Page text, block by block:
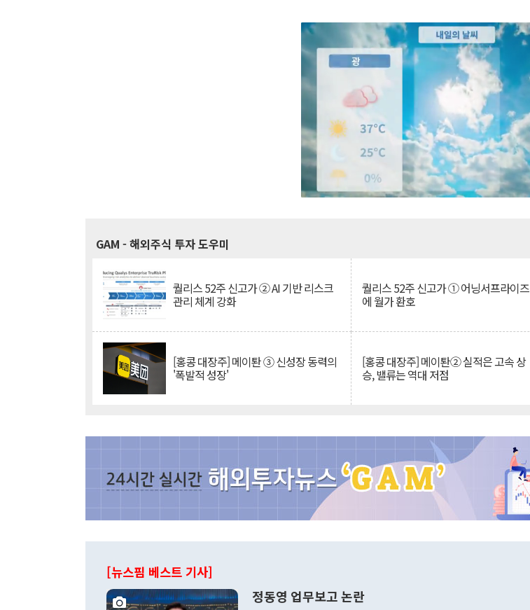
GAM - 해외주식 투자 도우미
퀄리스 52주 신고가 ② AI 기반 리스크
관리 체계 강화
퀄리스 52주 신고가 ① 어닝서프라이즈
에 월가 환호
[홍콩 대장주] 메이퇀 ③ 신성장 동력의
'폭발적 성장'
[홍콩 대장주] 메이퇀② 실적은 고속 상
승, 밸류는 역대 저점
[뉴스핌 베스트 기사]
정동영 업무보고 논란